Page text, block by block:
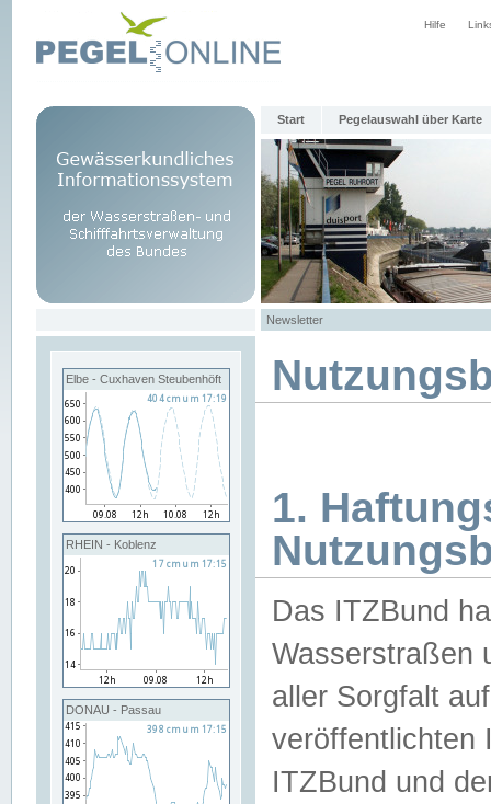
Hilfe
Start Pegelauswahl über Karte
Newsletter
Elbe - Cuxhaven Steubenhöft
RHEIN - Koblenz
DONAU - Passau
1.
Das ITZBund
Wasserstraßen
aller Sorgfalt
veröffentlichten
ITZBund und